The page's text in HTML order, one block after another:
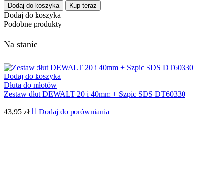
Dodaj do koszyka Kup teraz
Dodaj do koszyka
Podobne produkty
Na stanie
Dodaj do koszyka
Dłuta do młotów
Zestaw dłut DEWALT 20 i 40mm + Szpic SDS DT60330
43,95 zł Dodaj do porówniania